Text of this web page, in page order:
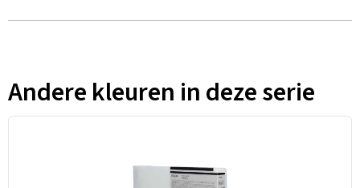
Andere kleuren in deze serie